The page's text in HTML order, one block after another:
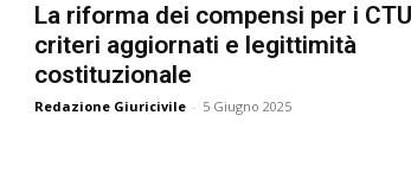
La riforma dei compensi per i CTU:
criteri aggiornati e legittimità
costituzionale
Redazione Giuricivile - 5 Giugno 2025